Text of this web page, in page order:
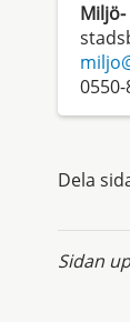
Dela
Sidan